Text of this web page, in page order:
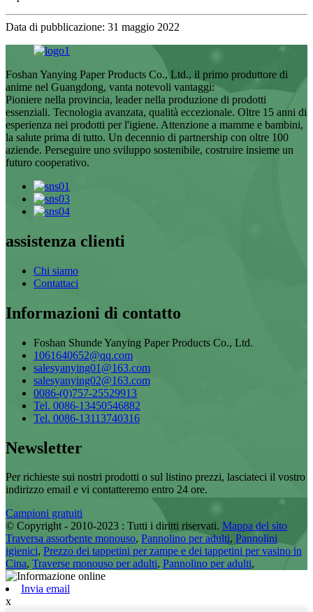
Data di pubblicazione: 31 maggio 2022
Foshan Yanying Paper Products Co., Ltd., il primo produttore di
anime nel Guangdong, vanta notevoli vantaggi:
Pioniere nella provincia, leader nella produzione di prodotti
essenziali. Tecnologia avanzata, qualità eccezionale. Oltre 15 anni di
esperienza nei prodotti per l'igiene. Attenzione a mamme e bambini,
la salute prima di tutto. Un decennio di partnership con oltre 100
aziende. Perseguire uno sviluppo sostenibile, costruire insieme un
futuro cooperativo.
assistenza clienti
Chi siamo
Contattaci
Informazioni di contatto
Foshan Shunde Yanying Paper Products Co., Ltd.
1061640652@qq.com
salesyanying01@163.com
salesyanying02@163.com
0086-(0)757-25529913
Tel. 0086-13450546882
Tel. 0086-13113740316
Newsletter
Per richieste sui nostri prodotti o sul listino prezzi, lasciateci il vostro
indirizzo email e vi contatteremo entro 24 ore.
Campioni gratuiti
© Copyright - 2010-2023 : Tutti i diritti riservati. Mappa del sito
Traversa assorbente monouso, Pannolino per adulti, Pannolini
igienici, Prezzo dei tappetini per zampe e dei tappetini per vasino in
Cina, Traverse monouso per adulti, Pannolino per adulti,
Invia email
x